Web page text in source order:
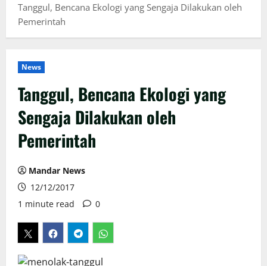
Tanggul, Bencana Ekologi yang Sengaja Dilakukan oleh
Pemerintah
News
Tanggul, Bencana Ekologi yang
Sengaja Dilakukan oleh
Pemerintah
Mandar News
12/12/2017
1 minute read
0